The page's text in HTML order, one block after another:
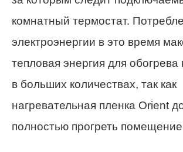
комнатный термостат.
электроэнергии в это время
тепловая энергия для обогрева
в больших количествах, так как
нагревательная пленка Orient
полностью прогреть